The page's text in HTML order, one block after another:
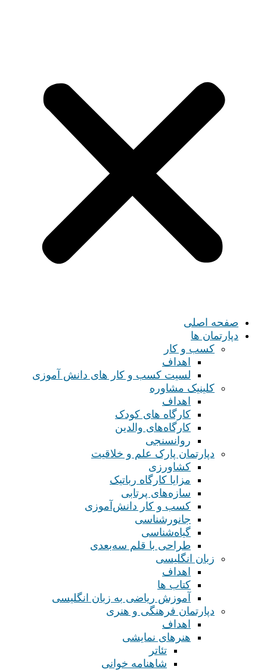
صفحه اصلی
دپارتمان ها
کسب و کار
اهداف
لسیت کسب و کار های دانش آموزی
کلینیک مشاوره
اهداف
کارگاه های کودک
کارگاه‌های والدین
روانسنجی
دپارتمان پارک علم و خلاقیت
کشاورزی
مزایا کارگاه رباتیک
سازه‌های پرتابی
کسب و کار دانش‌آموزی
جانورشناسی
گیاه‌شناسی
طراحی با قلم سه‌بعدی
زبان انگلیسی
اهداف
کتاب ها
آموزش ریاضی به زبان انگلیسی
دپارتمان فرهنگی و هنری
اهداف
هنرهای نمایشی
تئاتر
شاهنامه خوانی